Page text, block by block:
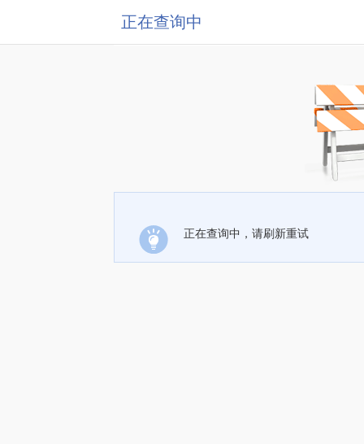
正在查询中
正在查询中，请刷新重试